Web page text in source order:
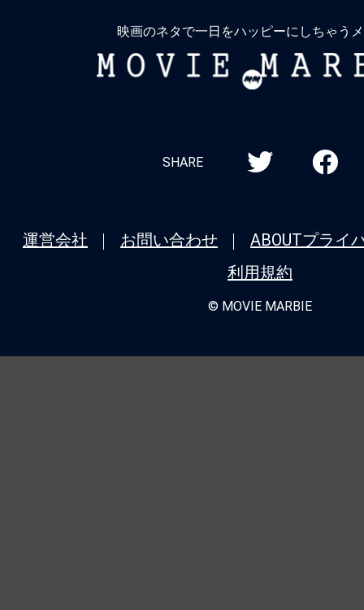
映画のネタで一日をハッピーにしちゃう
MOVIE
SHARE
運営会社 お問い合わせ ABOUTプライ
利用規約
© MOVIE MARBIE